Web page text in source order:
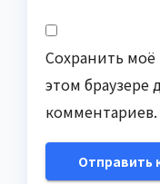
Сохранить моё
этом
комментариев.